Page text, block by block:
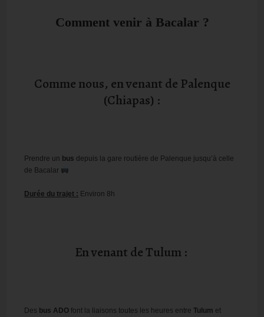
Comment venir à Bacalar ?
Comme nous, en venant de Palenque
(Chiapas) :
Prendre un bus depuis la gare routière de Palenque jusqu’à celle
de Bacalar
Durée du trajet : Environ 8h
En venant de Tulum :
Des bus ADO font la liaisons toutes les heures entre Tulum et